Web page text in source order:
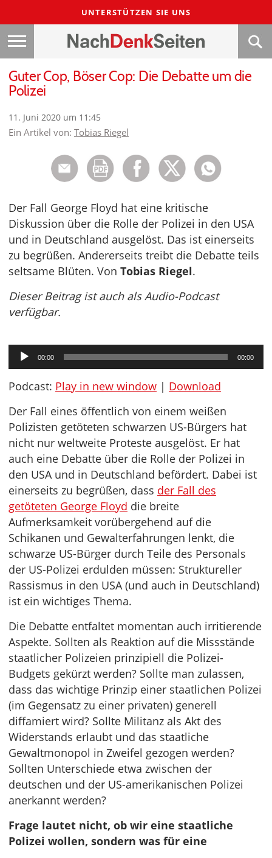
UNTERSTÜTZEN SIE UNS
Guter Cop, Böser Cop: Die Debatte um die
Polizei
11. Juni 2020 um 11:45
Ein Artikel von: Tobias Riegel
Der Fall George Floyd hat eine kritische
Diskussion über die Rolle der Polizei in den USA
und in Deutschland ausgelöst. Das ist einerseits
zu begrüßen. Andererseits treibt die Debatte teils
seltsame Blüten. Von Tobias Riegel.
Dieser Beitrag ist auch als Audio-Podcast
verfügbar.
Audio-
Player
00:00 00:00
Podcast: Play in new window | Download
Der Fall eines öffentlich von einem weißen
Polizisten getöteten schwarzen US-Bürgers hat
nicht nur weltweite Proteste ausgelöst. Er hat
auch eine Debatte über die Rolle der Polizei in
den USA und in Deutschland befördert. Dabei ist
einerseits zu begrüßen, dass der Fall des
getöteten George Floyd die breite
Aufmerksamkeit vorübergehend auf die
Schikanen und Gewalterfahrungen lenkt, die
schwarze US-Bürger durch Teile des Personals
der US-Polizei erdulden müssen: Struktureller
Rassismus in den USA (und auch in Deutschland)
ist ein wichtiges Thema.
Die Debatte entfaltet momentan auch irritierende
Aspekte. Sollten als Reaktion auf die Missstände
staatlicher Polizeien prinzipiell die Polizei-
Budgets gekürzt werden? Sollte man zulassen,
dass das wichtige Prinzip einer staatlichen Polizei
(im Gegensatz zu einer privaten) generell
diffamiert wird? Sollte Militanz als Akt des
Widerstands erlaubt und das staatliche
Gewaltmonopol in Zweifel gezogen werden?
Sollten Unterschiede etwa zwischen der
deutschen und der US-amerikanischen Polizei
anerkannt werden?
Frage lautet nicht, ob wir eine staatliche
Polizei wollen, sondern was für eine